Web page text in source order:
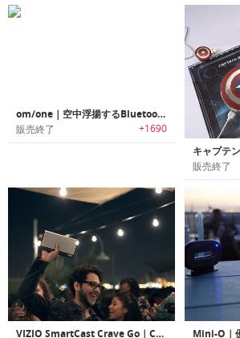
om/one｜空中浮揚するBluetoothスピーカー
販売終了
+1690
販売終了
VIZIO SmartCast Crave Go｜Chromecast 内蔵マルチルームワイヤレススピーカー「クレーブゴー」